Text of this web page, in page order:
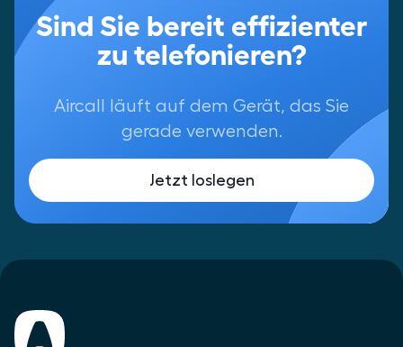
Sind Sie bereit effizienter
zu telefonieren?
Aircall läuft auf dem Gerät, das Sie
gerade verwenden.
Jetzt loslegen